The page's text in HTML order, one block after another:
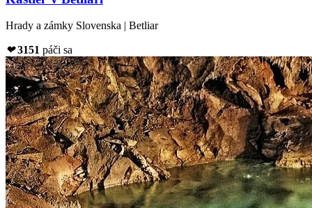
Hrady a zámky Slovenska | Betliar
❤ 3151 páči sa